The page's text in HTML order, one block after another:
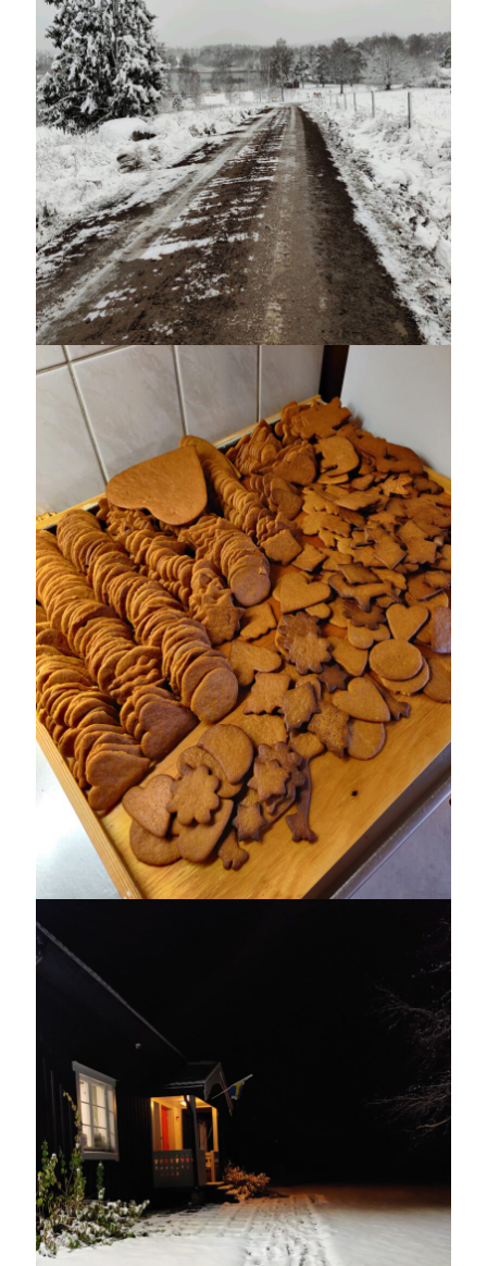
april 2024
mars 2024
februari 2024
januari 2024
december 2023
november 2023
oktober 2023
september 2023
augusti 2023
juli 2023
juni 2023
maj 2023
april 2023
mars 2023
februari 2023
januari 2023
december 2022
november 2022
oktober 2022
september 2022
augusti 2022
juli 2022
juni 2022
maj 2022
april 2022
mars 2022
februari 2022
januari 2022
december 2021
november 2021
oktober 2021
september 2021